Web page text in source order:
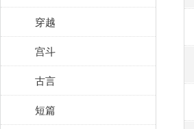
穿越
宫斗
古言
短篇